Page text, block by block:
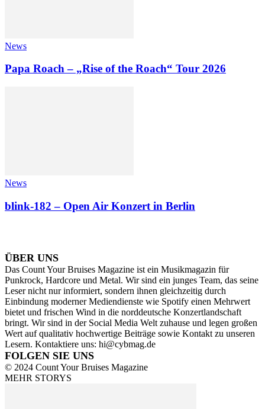
News
Papa Roach – „Rise of the Roach“ Tour 2026
News
blink-182 – Open Air Konzert in Berlin
ÜBER UNS
Das Count Your Bruises Magazine ist ein Musikmagazin für
Punkrock, Hardcore und Metal. Wir sind ein junges Team, das seine
Leser nicht nur informiert, sondern ihnen gleichzeitig durch
Einbindung moderner Mediendienste wie Spotify einen Mehrwert
bietet und frischen Wind in die norddeutsche Konzertlandschaft
bringt. Wir sind in der Social Media Welt zuhause und legen großen
Wert auf qualitativ hochwertige Beiträge sowie Kontakt zu unseren
Lesern. Kontaktiere uns: hi@cybmag.de
FOLGEN SIE UNS
© 2024 Count Your Bruises Magazine
MEHR STORYS